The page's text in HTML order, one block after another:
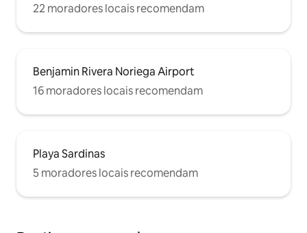
22 moradores locais recomendam
Benjamin Rivera Noriega Airport
16 moradores locais recomendam
Playa Sardinas
5 moradores locais recomendam